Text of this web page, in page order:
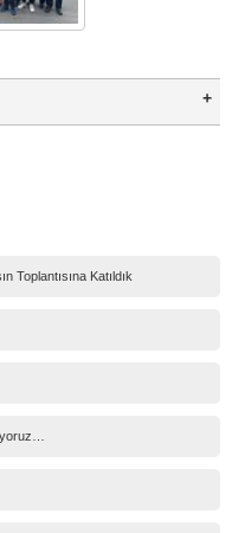
Toplantısına Katıldık